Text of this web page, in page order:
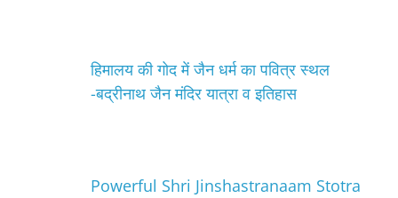
हिमालय की गोद में जैन धर्म का पवित्र स्थल
-बद्रीनाथ जैन मंदिर यात्रा व इतिहास
Powerful Shri Jinshastranaam Stotra